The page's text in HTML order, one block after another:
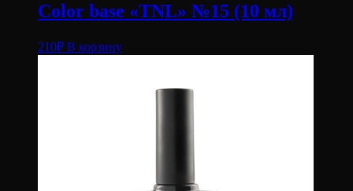
Color base «TNL» №15 (10 мл)
210₽ В корзину